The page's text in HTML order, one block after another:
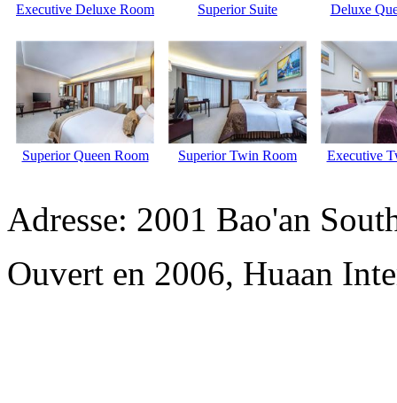
Executive Deluxe Room Superior Suite Deluxe
Superior Queen Room Superior Twin Room Executive
Adresse: 2001 Bao'an
Ouvert en 2006, Huaan